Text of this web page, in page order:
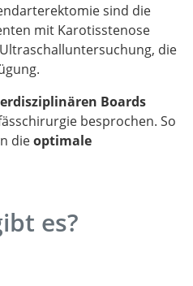
sind die
mit Karotisstenose
die
Boards
besprochen. So
dieoptimale
es?